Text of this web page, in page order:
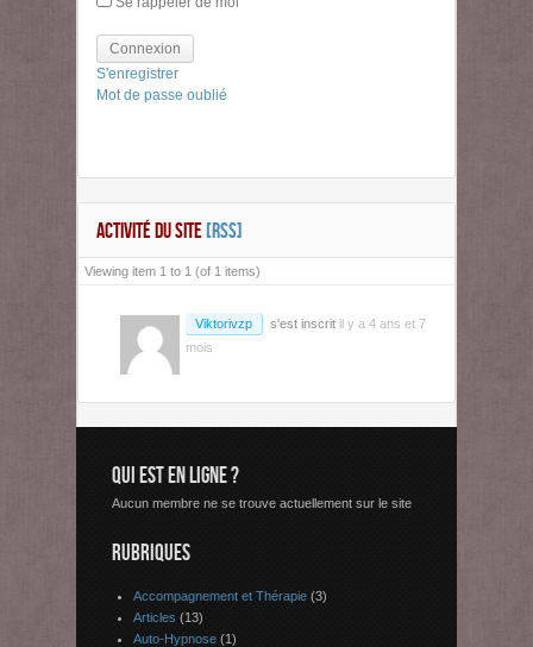
Connexion
S'enregistrer
Mot de passe oublié
ACTIVITÉ DU SITE [RSS]
Viewing item 1 to 1 (of 1 items)
Viktorivzp s'est inscrit il y a 4 ans et 7
mois
QUI EST EN LIGNE ?
Aucun membre ne se trouve actuellement sur le site
RUBRIQUES
Accompagnement et Thérapie (3)
Articles (13)
Auto-Hypnose (1)